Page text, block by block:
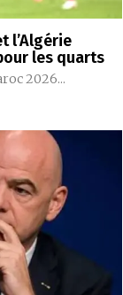
l’Algérie
les quarts
2026...